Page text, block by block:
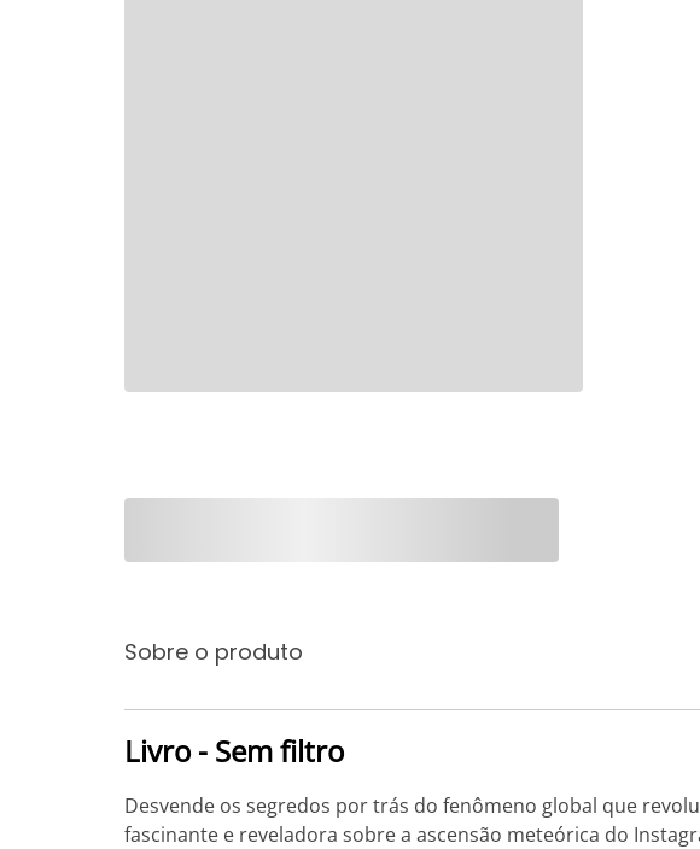
Sobre o produto
Livro - Sem filtro
Desvende os segredos por trás do fenômeno global que
fascinante e reveladora sobre a ascensão meteórica do